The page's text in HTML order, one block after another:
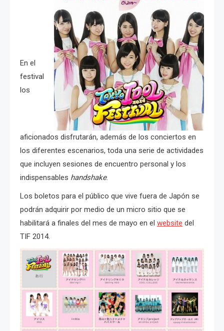
En el
festival
los
aficionados disfrutarán, además de los conciertos en
los diferentes escenarios, toda una serie de actividades
que incluyen sesiones de encuentro personal y los
indispensables handshake.
Los boletos para el público que vive fuera de Japón se
podrán adquirir por medio de un micro sitio que se
habilitará a finales del mes de mayo en el website del
TIF 2014.